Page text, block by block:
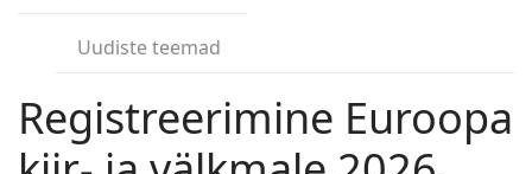
Uudiste teemad
Registreerimine Euroopa